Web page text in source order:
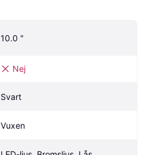
10.0 "
Nej
Svart
Vuxen